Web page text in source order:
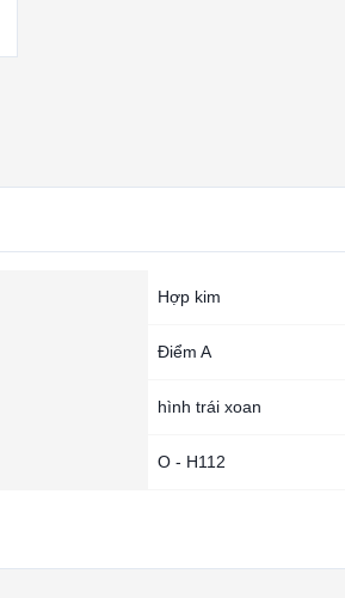
Hợp kim
Điểm A
hình trái xoan
O - H112